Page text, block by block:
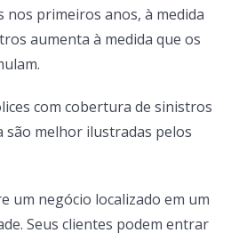
nos primeiros anos, à medida
aumenta à medida que os
com cobertura de sinistros
são melhor ilustradas pelos
um negócio localizado em um
Seus clientes podem entrar